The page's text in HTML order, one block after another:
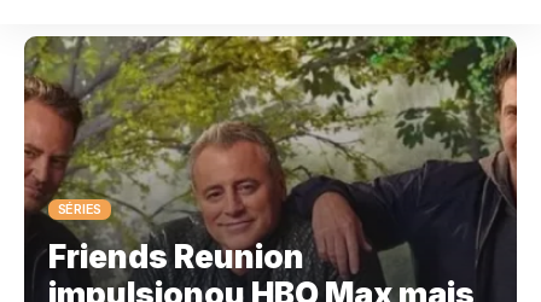
SÉRIES
Friends Reunion
impulsionou HBO Max mais